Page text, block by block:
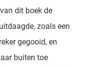
dit boek de
zoals een
gegooid, en
buiten toe